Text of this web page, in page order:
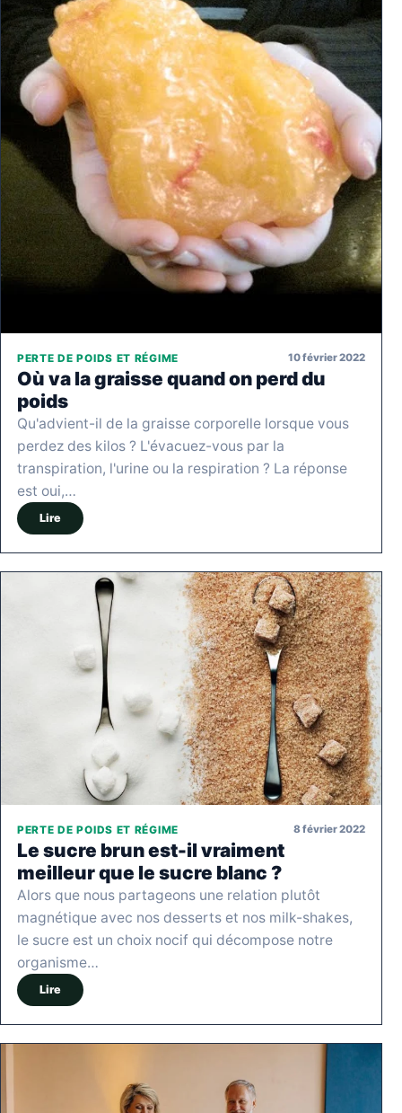
PERTE DE POIDS ET RÉGIME 10 février 2022
Où va la graisse quand on perd du
poids
Qu'advient-il de la graisse corporelle lorsque vous
perdez des kilos ? L'évacuez-vous par la
transpiration, l'urine ou la respiration ? La réponse
est oui,…
Lire
PERTE DE POIDS ET RÉGIME 8 février 2022
Le sucre brun est-il vraiment
meilleur que le sucre blanc ?
Alors que nous partageons une relation plutôt
magnétique avec nos desserts et nos milk-shakes,
le sucre est un choix nocif qui décompose notre
organisme…
Lire